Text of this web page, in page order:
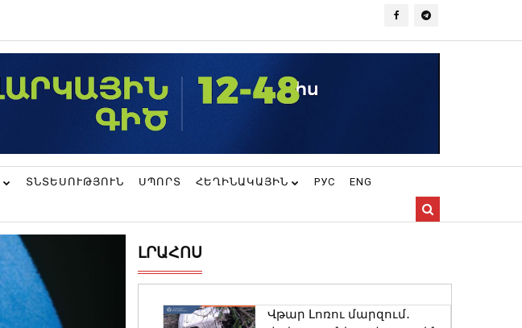
ՏՆՏԵՍՈՒԹՅՈՒՆ ՍՊՈՐՏ ՀԵՂԻՆԱԿԱՅԻՆ РУС ENG
ԼՐԱՀՈՍ
Վթար Լոռու մարզում․